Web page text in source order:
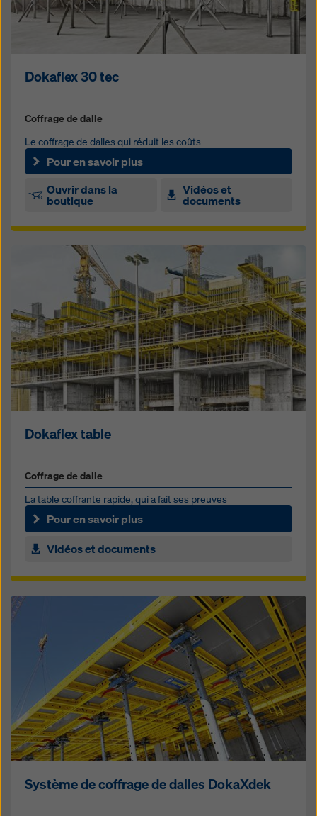
Dokaflex 30 tec
Coffrage de dalle
Le coffrage de dalles qui réduit les coûts
Pour en savoir plus
Ouvrir dans la
boutique
Vidéos et
documents
Dokaflex table
Coffrage de dalle
La table coffrante rapide, qui a fait ses preuves
Pour en savoir plus
Vidéos et documents
Système de coffrage de dalles DokaXdek